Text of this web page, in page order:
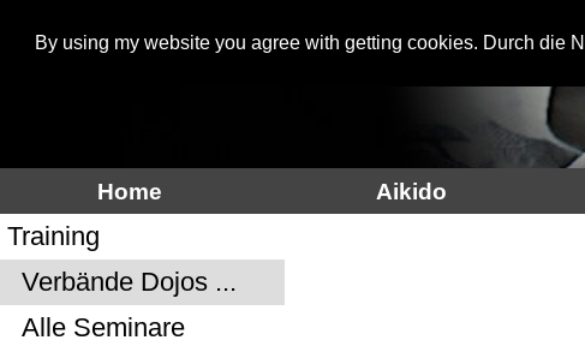
By using my website you agree with getting cookies. Durch die
Aikidoinfo
Home Aikido
Training
Verbände Dojos ...
Alle Seminare